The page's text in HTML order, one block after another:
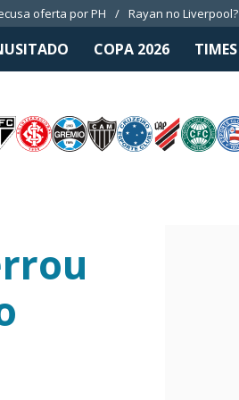
oferta por PH Rayan no Liverpool?
COPA 2026 TIMES